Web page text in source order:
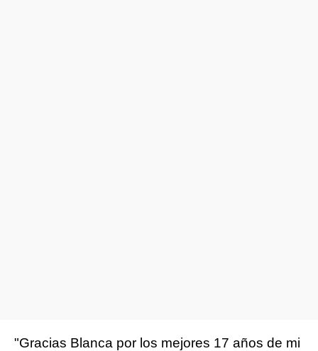
"Gracias Blanca por los mejores 17 años de mi